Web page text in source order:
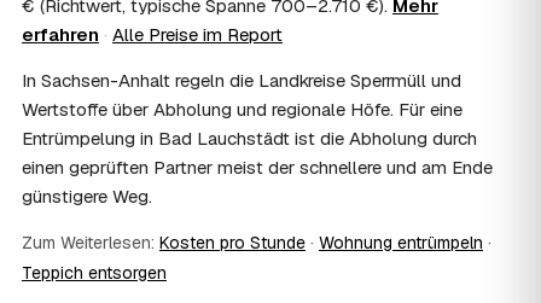
Wohnungsauflösung im Rahmen von Sozialhilfe oder
einem vom Amt veranlassten Umzug. Wichtig: Den Antrag
und holen die Kostenübernahme schriftlich ein. AWL
Zentrum vermittelt die Entrümpler, entscheidet aber nicht
über die Kostenübernahme.
08 Bekomme ich einen Entsorgungsnachweis?
Ja. Die Partner entsorgen über zugelassene Höfe und
wichtig zum Beispiel für Vermieter, Nachlassverwaltung
oder die eigene Dokumentation.
€ (Richtwert, typische Spanne 700–2.710 €). Mehr
erfahren · Alle Preise im Report
In Sachsen-Anhalt regeln die Landkreise Sperrmüll und
Wertstoffe über Abholung und regionale Höfe. Für eine
Entrümpelung in Bad Lauchstädt ist die Abholung durch
einen geprüften Partner meist der schnellere und am Ende
günstigere Weg.
Zum Weiterlesen: Kosten pro Stunde · Wohnung entrümpeln ·
Teppich entsorgen